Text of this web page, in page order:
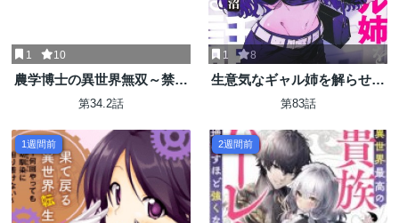
1 10
農学博士の異世界無双～禁忌
の知識で築くモンスター娘ハ
第34.2話
1 8
生意気なギャル姉を解らせる
話
第83話
1週間前 2週間前